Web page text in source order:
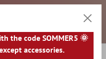
mva. og fraktkostnader.
the code SOMMER5 🌞
accessories.